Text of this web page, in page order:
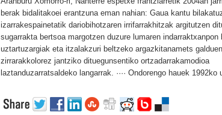
berak bidalitakoei erantzuna eman nahian: Gaua kantu
izarrakespainetatik dariobihotzaren irrifarrakhitzak argitutzen
sugarrakta bertsoa margotzen duzure lumaren indarraktxanpon
uztartuzargiak eta itzalakzuri beltzeko argazkitanamets galduen
zirrarakkolorez jantziko dituegunsentiko ortzadarrakamodioa
laztanduzarratsaldeko langarrak. ···· Ondorengo hauek